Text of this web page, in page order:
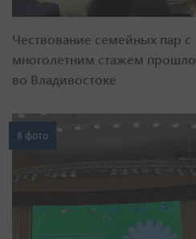
Чествование семейных пар с
многолетним стажем прошло
во Владивостоке
8 фото